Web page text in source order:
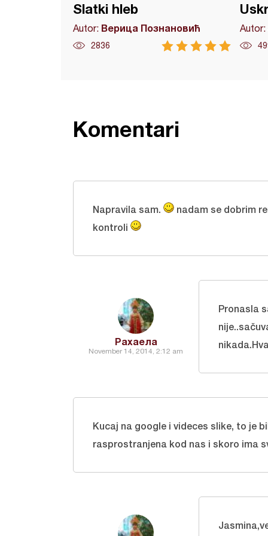
Slatki hleb
Autor: Верица Познановић
2836
Autor:
Komentari
Napravila sam.
nadam se dobrim
kontroli
Рахаела
November 14, 2014, 2:12 am
Pronasla
Kucaj na google i videces slike, to je
rasprostranjena kod nas i skoro ima